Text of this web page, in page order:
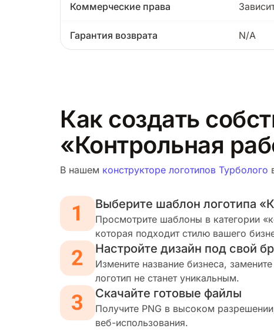
Коммерческие права
Гарантия возврата N/A
Как создать
«Контрольная
В нашем конструкторе логотипов Турболого
Выберите шаблон логотипа
Просмотрите шаблоны в категории
которая подходит стилю вашего
Настройте дизайн под свой
Измените название бизнеса,
логотип не станет уникальным.
Скачайте готовые файлы
Получите PNG в высоком
веб-использования.